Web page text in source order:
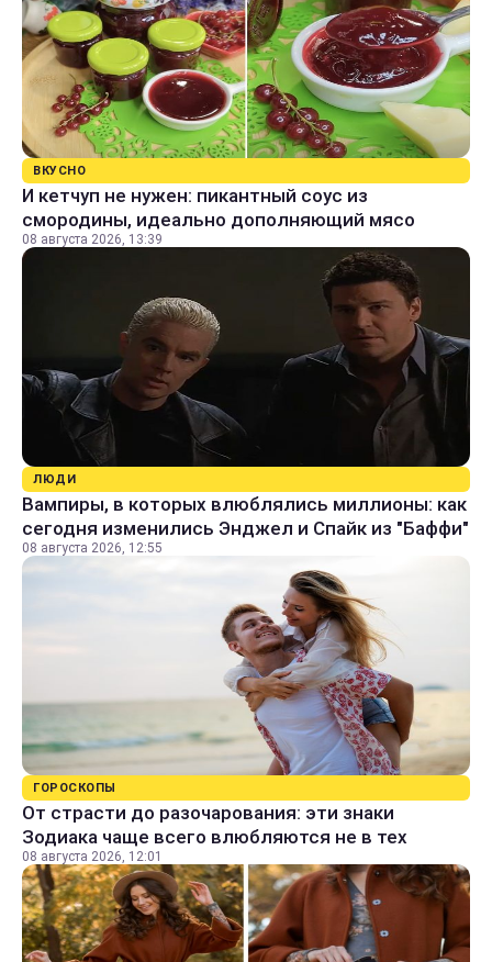
ВКУСНО
И кетчуп не нужен: пикантный соус из
смородины, идеально дополняющий мясо
08 августа 2026, 13:39
ЛЮДИ
Вампиры, в которых влюблялись миллионы: как
сегодня изменились Энджел и Спайк из "Баффи"
08 августа 2026, 12:55
ГОРОСКОПЫ
От страсти до разочарования: эти знаки
Зодиака чаще всего влюбляются не в тех
08 августа 2026, 12:01